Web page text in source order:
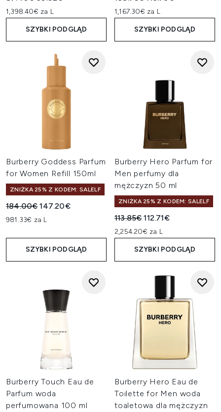
1,398.40€ za L
SZYBKI PODGLĄD
1,167.30€ za L
SZYBKI PODGLĄD
Burberry Goddess Parfum
for Women Refill 150ml
ZNIŻKA 25% Z KODEM: SALELF
Sugerowana cena detaliczna:
184.00€Aktualna cena:
147.20€
981.33€ za L
SZYBKI PODGLĄD
Burberry Hero Parfum for
Men perfumy dla
mężczyzn 50 ml
ZNIŻKA 25% Z KODEM: SALELF
Sugerowana cena
113.85€Aktualna cena:
112.71€
2,254.20€ za L
SZYBKI PODGLĄD
Burberry Touch Eau de
Parfum woda
perfumowana 100 ml
Burberry Hero Eau de
Toilette for Men woda
toaletowa dla mężczyzn